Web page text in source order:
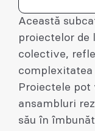
Această
proiectelor de
colective,
Proiectele pot
ansambluri
său în